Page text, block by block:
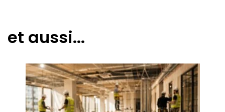
et aussi...